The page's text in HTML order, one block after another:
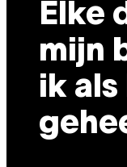
Elke
mijn
ik